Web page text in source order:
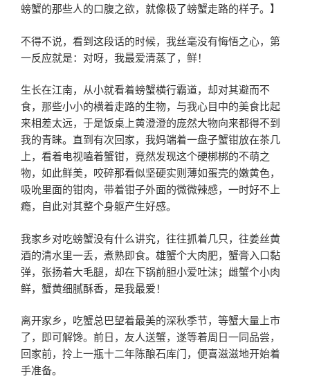
螃蟹的那些人的口腹之欲，就像极了螃蟹走路的样子。】
不得不说，看到这段话的时候，我丝毫没有悔悟之心，第
一反应就是：对呀，我最爱清蒸了，鲜！
生长在江南，从小就看着螃蟹横行霸道，却对其避而不
食，那些小小的横着走路的生物，与我心目中的美食比起
来相差太远，于是饭桌上黄澄澄的庞然大物向来都得不到
我的青睐。直到有次回家，我妈端着一盘子蟹钳放在茶几
上，看着电视嗑着蟹钳，竟然发现这个硬梆梆的不萌之
物，如此鲜美，咬碎那看似坚硬实则薄如蛋壳的嫩黄色，
吸吮里面的钳肉，带着钳子外面的微微辣感，一时好不上
瘾，自此对其整个身躯产生好感。
我家乡对吃螃蟹没有什么讲究，往往抓着几只，往姜丝黄
酒的清水里一丢，煮熟即食。雄蟹个大肉肥，蟹膏入口黏
弹，张扬着大毛腿，却在下锅前胆小爱吐沫；雌蟹个小肉
鲜，蟹黄细腻酥香，是我最爱！
离开家乡，吃蟹总巴望着最美的深秋季节，等蟹大量上市
了，即可解馋。前日，友人送蟹，遂等着周日一同品尝，
回家前，拎上一瓶十二年陈酿石库门，便喜滋滋地开始着
手准备。